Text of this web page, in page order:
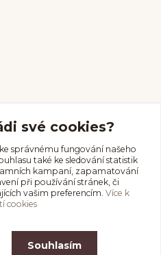
své cookies?
správnému fungování našeho
také ke sledování statistik
kampaní, zapamatování
při používání stránek, či
vašim preferencím. Více k
cookies
Souhlasím